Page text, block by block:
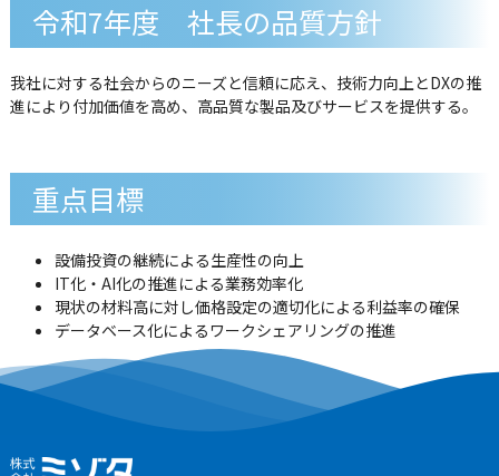
令和7年度 社長の品質方針
我社に対する社会からのニーズと信頼に応え、技術力向上とDXの推
進により付加価値を高め、高品質な製品及びサービスを提供する。
重点目標
設備投資の継続による生産性の向上
IT化・AI化の推進による業務効率化
現状の材料高に対し価格設定の適切化による利益率の確保
データベース化によるワークシェアリングの推進